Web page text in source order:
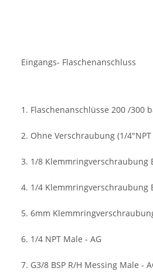
Eingangs- Flaschenanschluss
1. Flaschenanschlüsse 200 /300
2. Ohne Verschraubung (1/4"NPT
3. 1/8 Klemmringverschraubung
4. 1/4 Klemmringverschraubung
5. 6mm
6. 1/4 NPT Male - AG
7. G3/8 BSP R/H Messing Male -